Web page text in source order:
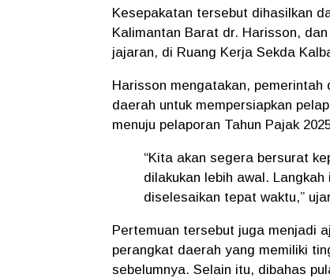
Kesepakatan tersebut dihasilkan
Kalimantan Barat dr. Harisson,
jajaran, di Ruang Kerja Sekda
Harisson mengatakan,
daerah untuk mempersiapkan
menuju pelaporan Tahun Pajak
“Kita akan segera bersurat
dilakukan lebih awal.
diselesaikan tepat waktu,”
Pertemuan tersebut juga menjadi
perangkat daerah yang memiliki
sebelumnya. Selain itu, dibahas